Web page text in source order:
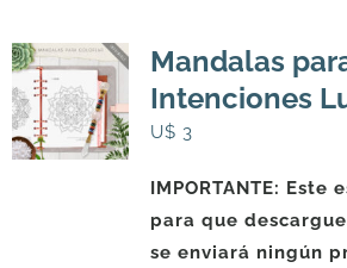
PRODUCTOS
ARTÍCULOS
Mandalas
Intenciones
U$ 3
IMPORTANTE: Este
para que
se enviará ningún